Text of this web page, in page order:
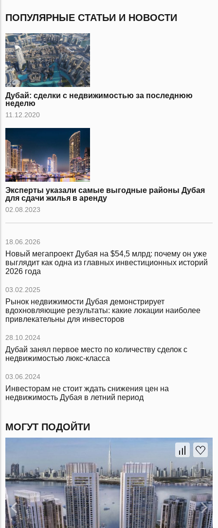
ПОПУЛЯРНЫЕ СТАТЬИ И НОВОСТИ
Дубай: сделки с недвижимостью за последнюю
неделю
11.12.2020
Эксперты указали самые выгодные районы Дубая
для сдачи жилья в аренду
02.08.2023
18.06.2026
Новый мегапроект Дубая на $54,5 млрд: почему он уже
выглядит как одна из главных инвестиционных историй
2026 года
03.02.2025
Рынок недвижимости Дубая демонстрирует
вдохновляющие результаты: какие локации наиболее
привлекательны для инвесторов
28.10.2024
Дубай занял первое место по количеству сделок с
недвижимостью люкс-класса
03.06.2024
Инвесторам не стоит ждать снижения цен на
недвижимость Дубая в летний период
МОГУТ ПОДОЙТИ